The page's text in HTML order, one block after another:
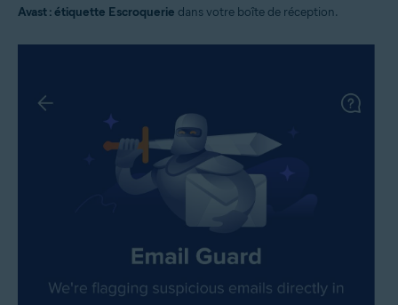
Avast : étiquette Escroquerie dans votre boîte de réception.